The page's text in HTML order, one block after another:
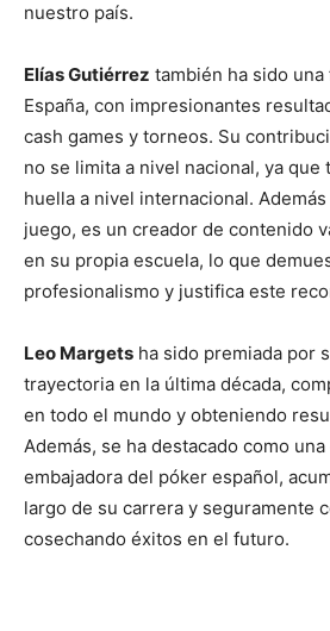
nuestro país.
Elías Gutiérrez también ha sido
España, con impresionantes
cash games y torneos. Su
no se limita a nivel nacional, ya que
huella a nivel internacional.
juego, es un creador de contenido
en su propia escuela, lo que
profesionalismo y justifica este
Leo Margets ha sido premiada por
trayectoria en la última década,
en todo el mundo y obteniendo
Además, se ha destacado como
embajadora del póker español,
largo de su carrera y seguramente
cosechando éxitos en el futuro.